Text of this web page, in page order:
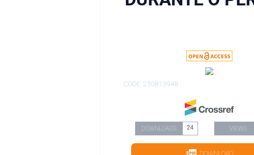
CODE: 230813948
DOWNLOADS 24 VIEWS